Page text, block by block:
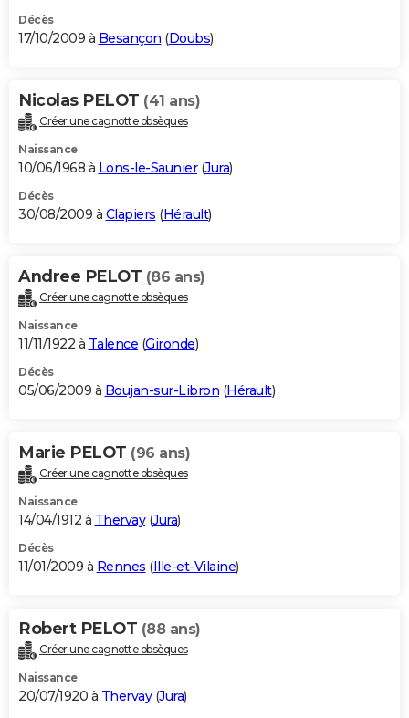
Décès
17/10/2009 à Besançon (Doubs)
Nicolas PELOT (41 ans)
Créer une cagnotte obsèques
Naissance
10/06/1968 à Lons-le-Saunier(Jura)
Décès
30/08/2009 à Clapiers (Hérault)
Andree PELOT (86 ans)
Créer une cagnotte obsèques
Naissance
11/11/1922 à Talence (Gironde)
Décès
05/06/2009 à Boujan-sur-Libron (Hérault)
Marie PELOT (96 ans)
Créer une cagnotte obsèques
Naissance
14/04/1912 à Thervay(Jura)
Décès
11/01/2009 à Rennes (Ille-et-Vilaine)
Robert PELOT (88 ans)
Créer une cagnotte obsèques
Naissance
20/07/1920 à Thervay(Jura)